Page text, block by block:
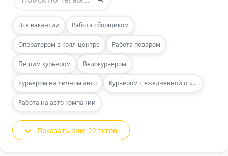
Все вакансии Работа сборщиком
Оператором в колл-центре Работа поваром
Пешим курьером Велокурьером
Курьером на личном авто Курьером с ежедневной оплатой
Работа на авто компании
Показать еще 22 тегов